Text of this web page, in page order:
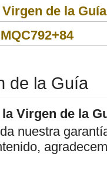
de la Guía
de la Guía
Virgen de la
nuestra